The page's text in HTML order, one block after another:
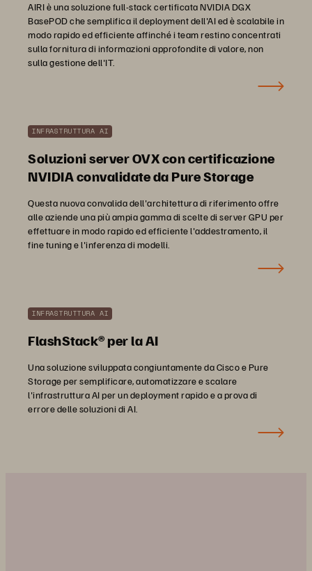
AIRI è una soluzione full-stack certificata NVIDIA DGX
BasePOD che semplifica il deployment dell'AI ed è scalabile in
modo rapido ed efficiente affinché i team restino concentrati
sulla fornitura di informazioni approfondite di valore, non
sulla gestione dell'IT.
INFRASTRUTTURA AI
Soluzioni server OVX con certificazione
NVIDIA convalidate da Pure Storage
Questa nuova convalida dell'architettura di riferimento offre
alle aziende una più ampia gamma di scelte di server GPU per
effettuare in modo rapido ed efficiente l'addestramento, il
fine tuning e l'inferenza di modelli.
INFRASTRUTTURA AI
FlashStack® per la AI
Una soluzione sviluppata congiuntamente da Cisco e Pure
Storage per semplificare, automatizzare e scalare
l'infrastruttura AI per un deployment rapido e a prova di
errore delle soluzioni di AI.